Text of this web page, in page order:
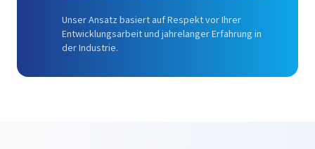
Unser Ansatz basiert auf Respekt vor Ihrer
Entwicklungsarbeit und jahrelanger Erfahrung in
der Industrie.